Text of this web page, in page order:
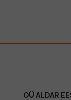
OÜ ALDAR